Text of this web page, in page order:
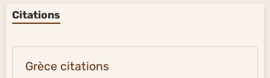
Citations
Grèce citations